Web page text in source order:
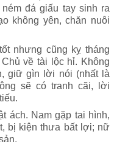
đá giấu tay sinh ra
không yên, chăn nuôi
nhưng cũng kỵ tháng
về tài lộc hỉ. Không
giữ gìn lời nói (nhất là
sẽ có tranh cãi, lời
ách. Nam gặp tai hình,
bị kiện thưa bất lợi; nữ